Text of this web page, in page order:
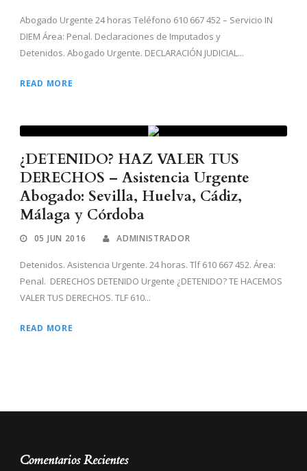
Abogado Urgente 24 horas Teléfono 610 667 452 – Servicio IN
DIEM Área: Penal. Declaraciones de Imputados y
Detenidos. Abogado Urgente. DECLARACIÓN JUDICIAL...
READ MORE
¿DETENIDO? HAZ VALER TUS
DERECHOS – Asistencia Urgente
Abogado: Sevilla, Huelva, Cádiz,
Málaga y Córdoba
05 JUN 2016 ADMINISTRADOR
Detenidos. Asistencia Urgente. 24 horas. Tlf 610 667 452. Área:
Penal. DERECHOS DETENIDO Urgente ¿DETENIDO? TE HACEMOS
VALER TUS DERECHOS. TLF 610...
READ MORE
Comentarios Recientes